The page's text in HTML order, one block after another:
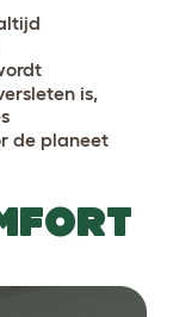
is,
de planeet